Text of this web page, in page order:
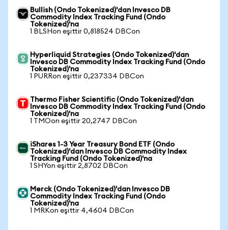
Bullish (Ondo Tokenized)'dan Invesco DB
Commodity Index Tracking Fund (Ondo
Tokenized)'na
1 BLSHon eşittir 0,818524 DBCon
Hyperliquid Strategies (Ondo Tokenized)'dan
Invesco DB Commodity Index Tracking Fund (Ondo
Tokenized)'na
1 PURRon eşittir 0,237334 DBCon
Thermo Fisher Scientific (Ondo Tokenized)'dan
Invesco DB Commodity Index Tracking Fund (Ondo
Tokenized)'na
1 TMOon eşittir 20,2747 DBCon
iShares 1-3 Year Treasury Bond ETF (Ondo
Tokenized)'dan Invesco DB Commodity Index
Tracking Fund (Ondo Tokenized)'na
1 SHYon eşittir 2,8702 DBCon
Merck (Ondo Tokenized)'dan Invesco DB
Commodity Index Tracking Fund (Ondo
Tokenized)'na
1 MRKon eşittir 4,4604 DBCon